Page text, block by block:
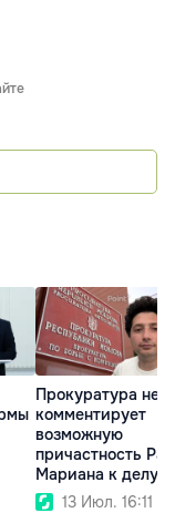
Прокуратура не
комментирует
возможную
причастность
Мариана к делу
MoldATSA
13 Июл. 16:11